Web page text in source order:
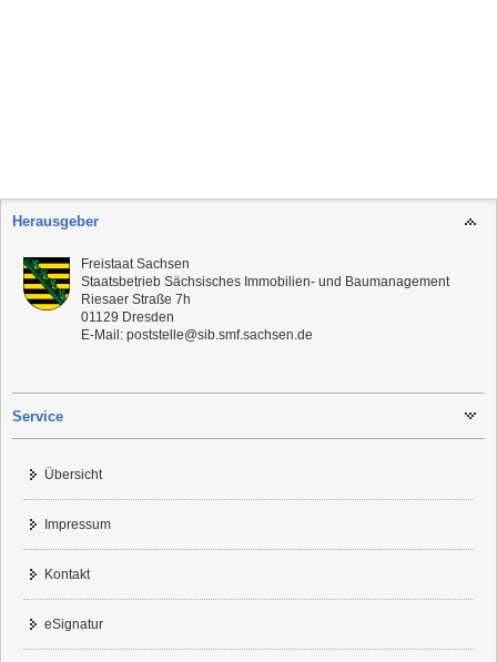
Herausgeber
Freistaat Sachsen
Staatsbetrieb Sächsisches Immobilien- und Baumanagement
Riesaer Straße 7h
01129 Dresden
E-Mail: poststelle@sib.smf.sachsen.de
Service
Übersicht
Impressum
Kontakt
eSignatur